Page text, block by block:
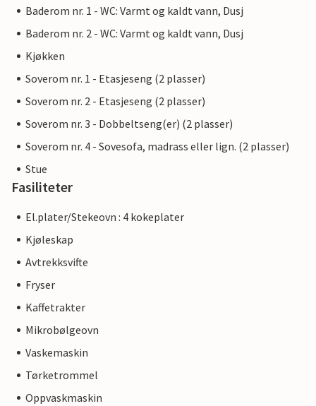
Baderom nr. 1 - WC: Varmt og kaldt vann, Dusj
Baderom nr. 2 - WC: Varmt og kaldt vann, Dusj
Kjøkken
Soverom nr. 1 - Etasjeseng (2 plasser)
Soverom nr. 2 - Etasjeseng (2 plasser)
Soverom nr. 3 - Dobbeltseng(er) (2 plasser)
Soverom nr. 4 - Sovesofa, madrass eller lign. (2 plasser)
Stue
Fasiliteter
El.plater/Stekeovn : 4 kokeplater
Kjøleskap
Avtrekksvifte
Fryser
Kaffetrakter
Mikrobølgeovn
Vaskemaskin
Tørketrommel
Oppvaskmaskin